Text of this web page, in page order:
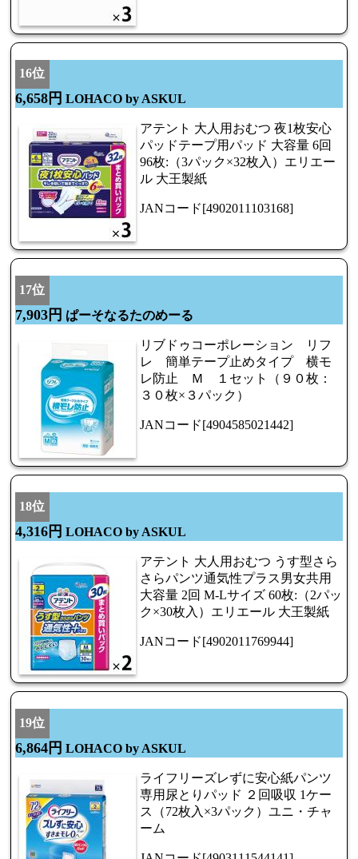
16位
6,658円 LOHACO by ASKUL
アテント 大人用おむつ 夜1枚安心
パッドテープ用パッド 大容量 6回
96枚:（3パック×32枚入）エリエー
ル 大王製紙
JANコード[4902011103168]
17位
7,903円 ぱーそなるたのめーる
リブドゥコーポレーション リフ
レ 簡単テープ止めタイプ 横モ
レ防止 Ｍ １セット（９０枚：
３０枚×３パック）
JANコード[4904585021442]
18位
4,316円 LOHACO by ASKUL
アテント 大人用おむつ うす型さら
さらパンツ通気性プラス男女共用
大容量 2回 M-Lサイズ 60枚:（2パッ
ク×30枚入）エリエール 大王製紙
JANコード[4902011769944]
19位
6,864円 LOHACO by ASKUL
ライフリーズレずに安心紙パンツ
専用尿とりパッド ２回吸収 1ケー
ス（72枚入×3パック）ユニ・チャ
ーム